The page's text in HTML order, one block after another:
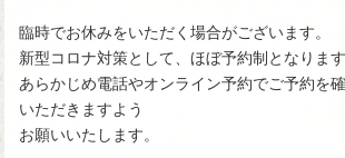
臨時でお休みをいただく場合がございます。
新型コロナ対策として、ほぼ予約制となります
あらかじめ電話やオンライン予約でご予約を
いただきますよう
お願いいたします。